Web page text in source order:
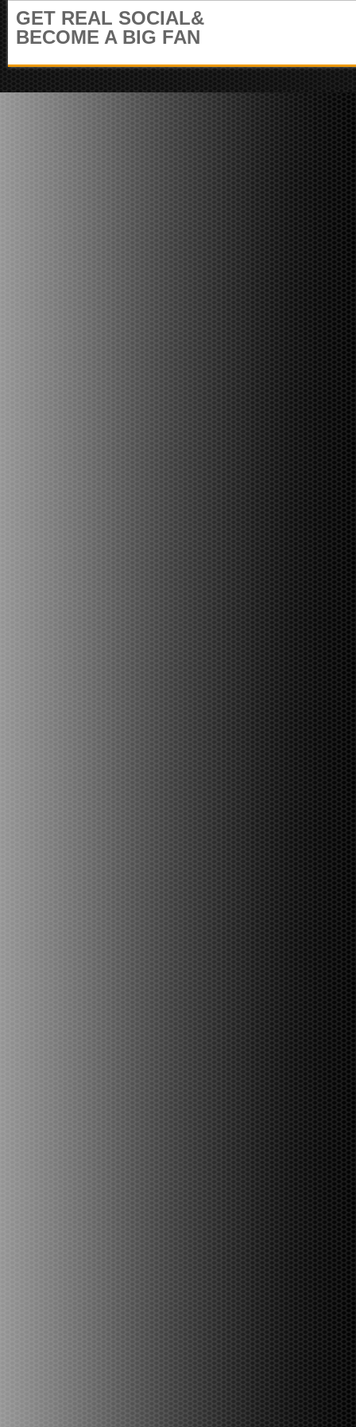
m
u
n
t
y
GET REAL SOCIAL&
BECOME A BIG FAN